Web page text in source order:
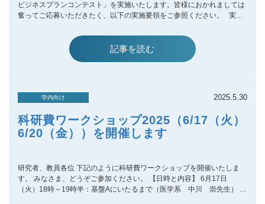
ビジネスプランコンテスト」を実施いたします。皆様におかれましては
奮ってご応募いただきたく、以下の実施要領をご参照ください。 実施
学生を対象としたピッチコンテストは別途開催予定 ◆応募方法 「エ
ントリーフォーム（https://forms.gle/yMVWDEaJ2iV8SDmKA）」に必
要事項を記入の上、予選会ピッチ(プレゼンテーション)テンプレートを
生会館ホール（金森産業ホール） ◆予選参加特典 ①上位入賞者は「本
◆本選 令和7年12月11日(木)15:30～ 場所：五福キャンパス学生会館ホ
ール（金森産業ホール） ◆受賞枠 ・最優秀賞：1名程度 （副賞：
用権利 ◆主催 富山大学産学交流振興会 富山大学 研究推進機構 学術研
究・産学連携本部 ◆問合先 富山大学 研究推進機構 学術研究・産学
連携本部 URA 大西 正史 Tel：076-411-4704 E-mail：monishi＊ctg.u-
記事を読む
2025.5.30
学内向け
科研費ワークショップ2025（6/17（火）
6/20（金））を開催します
研究者、教員各位 下記のように科研費ワークショップを開催いたしま
す。 みなさま、どうぞご参加ください。 【日時と内容】 6月17日
（火）18時～19時半：基盤Aにいたるまで（医学系 中川 崇先生） 6